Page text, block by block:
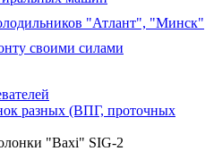
"Атлант", "Минск"
своими силами
разных (ВПГ, проточных
"Baxi" SIG-2